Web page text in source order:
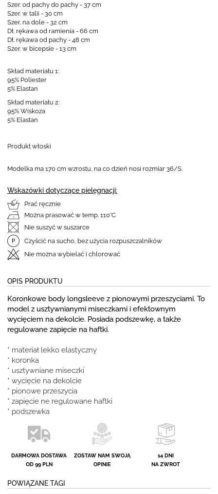
Szer. od pachy do pachy - 37 cm
Szer. w talii - 30 cm
Szer. na dole - 32 cm
Dł. rękawa od ramienia - 66 cm
Dł. rękawa od pachy - 48 cm
Szer. w bicepsie - 13 cm
Skład materiału 1:
95% Poliester
5% Elastan
Skład materiału 2:
95% Wiskoza
5% Elastan
Produkt włoski
Modelka ma 170 cm wzrostu, na co dzień nosi rozmiar 36/S.
Wskazówki dotyczące pielęgnacji:
Prać ręcznie
Można prasować w temp. 110°C
Nie suszyć w suszarce
Czyścić na sucho, bez użycia rozpuszczalników
Nie można wybielać i chlorować
OPIS PRODUKTU
Koronkowe body longsleeve z pionowymi przeszyciami. To
model z usztywnianymi miseczkami i efektownym
wycięciem na dekolcie. Posiada podszewkę, a także
regulowane zapięcie na haftki.
* materiał lekko elastyczny
* koronka
* usztywniane miseczki
* wycięcie na dekolcie
* pionowe przeszycia
* zapięcie ne regulowane haftki
* podszewka
DARMOWA DOSTAWA
OD 99 PLN
ZOSTAW NAM SWOJĄ
OPINIE
14 DNI
NA ZWROT
POWIĄZANE TAGI